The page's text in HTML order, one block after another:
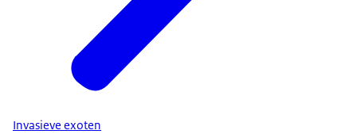
Invasieve exoten